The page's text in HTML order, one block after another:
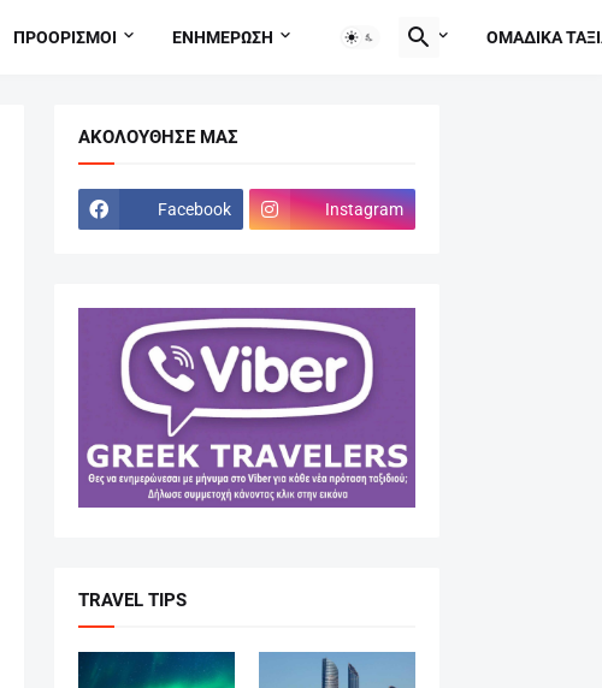
ΠΡΟΟΡΙΣΜΟΙ ΕΝΗΜΕΡΩΣΗ TRAVEL TIPS ΟΜΑΔΙΚΑ
ΑΚΟΛΟΎΘΗΣΕ ΜΑΣ
Facebook Instagram
TRAVEL TIPS